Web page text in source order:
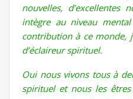
nouvelles, d’excellentes
intègre au niveau
contribution à ce monde,
d’éclaireur spirituel.
Oui nous vivons tous à
spirituel et nous les